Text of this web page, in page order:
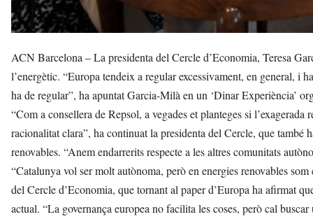
ACN Barcelona – La presidenta del Cercle d’Economia, Teresa
l’energètic. “Europa tendeix a regular excessivament, en general, i
ha de regular”, ha apuntat Garcia-Milà en un ‘Dinar Experiència’
“Com a consellera de Repsol, a vegades et planteges si
racionalitat clara”, ha continuat la presidenta del Cercle, que també
renovables. “Anem endarrerits respecte a les altres comunitats
“Catalunya vol ser molt autònoma, però en energies renovables
del Cercle d’Economia, que tornant al paper d’Europa ha afirmat
actual. “La governança europea no facilita les coses, però cal